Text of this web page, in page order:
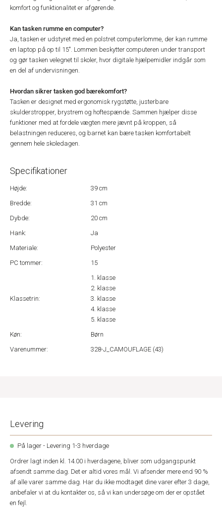
komfort og funktionalitet er afgørende.
Kan tasken rumme en computer?
Ja, tasken er udstyret med en polstret computerlomme, der kan rumme
en laptop på op til 15". Lommen beskytter computeren under transport
og gør tasken velegnet til skoler, hvor digitale hjælpemidler indgår som
en del af undervisningen.
Hvordan sikrer tasken god bærekomfort?
Tasken er designet med ergonomisk rygstøtte, justerbare
skulderstropper, brystrem og hoftespænde. Sammen hjælper disse
funktioner med at fordele vægten mere jævnt på kroppen, så
belastningen reduceres, og barnet kan bære tasken komfortabelt
gennem hele skoledagen.
Specifikationer
Højde:
39 cm
Bredde:
31 cm
Dybde:
20 cm
Hank:
Ja
Materiale:
Polyester
PC tommer:
15
Klassetrin:
1. klasse
2. klasse
3. klasse
4. klasse
5. klasse
Køn:
Børn
Varenummer:
328-J_CAMOUFLAGE (43)
Levering
På lager - Levering 1-3 hverdage
Ordrer lagt inden kl. 14.00 i hverdagene, bliver som udgangspunkt
afsendt samme dag. Det er altid vores mål. Vi afsender mere end 90 %
af alle varer samme dag. Har du ikke modtaget dine varer efter 3 dage,
anbefaler vi at du kontakter os, så vi kan undersøge om der er opstået
en fejl.